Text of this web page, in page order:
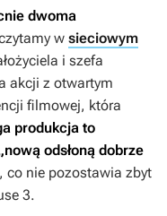
dwoma
w sieciowym
i szefa
akcji z otwartym
filmowej, która
produkcja to
odsłoną dobrze
co nie pozostawia zbyt
3.